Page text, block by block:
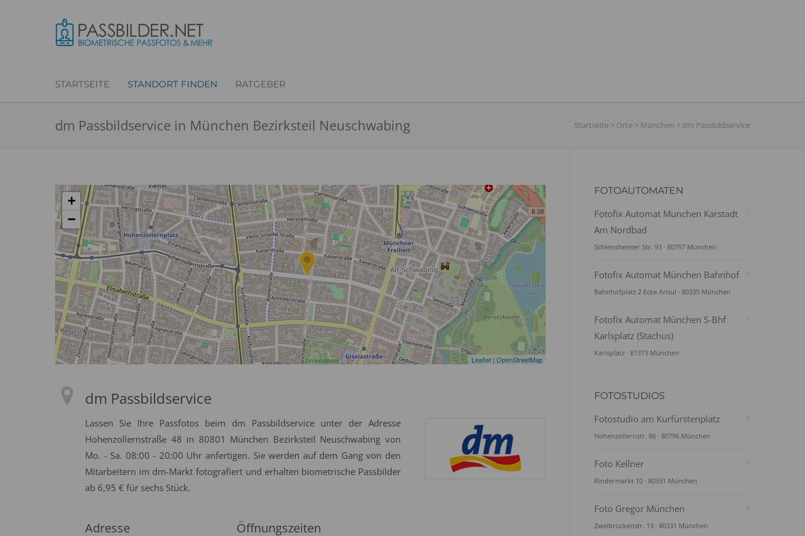
STARTSEITE STANDORT FINDEN RATGEBER
dm Passbildservice in München Bezirksteil Neuschwabing Startseite > Orte > München > dm Passbildservice
+
−
Leaflet | OpenStreetMap
dm Passbildservice
Lassen Sie Ihre Passfotos beim dm Passbildservice unter der Adresse
Hohenzollernstraße 48 in 80801 München Bezirksteil Neuschwabing von
Mo. - Sa. 08:00 - 20:00 Uhr anfertigen. Sie werden auf dem Gang von den
Mitarbeitern im dm-Markt fotografiert und erhalten biometrische Passbilder
ab 6,95 € für sechs Stück.
Adresse Öffnungszeiten
FOTOAUTOMATEN
Fotofix Automat Munchen Karstadt
Am Nordbad
Schleissheimer Str. 93 · 80797 München
Fotofix Automat München Bahnhof
Bahnhofplatz 2 Ecke Arnul · 80335 München
Fotofix Automat München S-Bhf
Karlsplatz (Stachus)
Karlsplatz · 81373 München
FOTOSTUDIOS
Fotostudio am Kurfürstenplatz
Hohenzollernstr. 86 · 80796 München
Foto Kellner
Rindermarkt 10 · 80331 München
Foto Gregor München
Zweibrückenstr. 13 · 80331 München